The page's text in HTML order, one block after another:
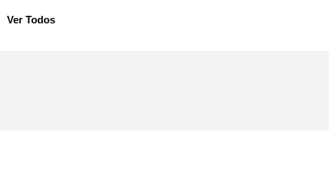
Ver Todos